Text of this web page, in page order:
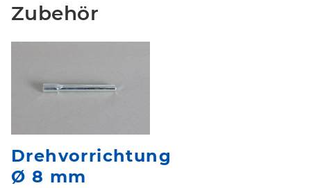
Zubehör
Drehvorrichtung
Ø 8 mm